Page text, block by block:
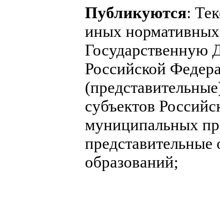
Публикуются:
иных
Государственную
Российской
субъектов
муниципальных
образований;